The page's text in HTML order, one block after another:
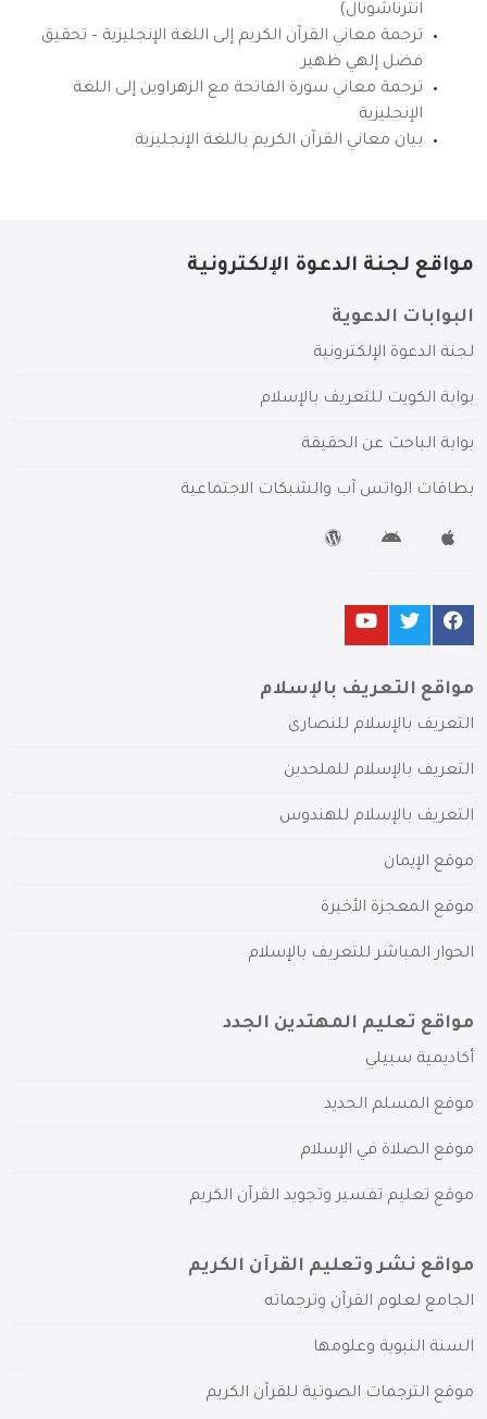
انترناشونال)
ترجمة معاني القرآن الكريم إلى اللغة الإنجليزية – تحقيق
فضل إلهي ظهير
ترجمة معاني سورة الفاتحة مع الزهراوين إلى اللغة
الإنجليزية
بيان معاني القرآن الكريم باللغة الإنجليزية
مواقع لجنة الدعوة الإلكترونية
البوابات الدعوية
لجنة الدعوة الإلكترونية
بوابة الكويت للتعريف بالإسلام
بوابة الباحث عن الحقيقة
بطاقات الواتس آب والشبكات الاجتماعية
مواقع التعريف بالإسلام
التعريف بالإسلام للنصارى
التعريف بالإسلام للملحدين
التعريف بالإسلام للهندوس
موقع الإيمان
موقع المعجزة الأخيرة
الحوار المباشر للتعريف بالإسلام
مواقع تعليم المهتدين الجدد
أكاديمية سبيلي
موقع المسلم الجديد
موقع الصلاة في الإسلام
موقع تعليم تفسير وتجويد القرآن الكريم
مواقع نشر وتعليم القرآن الكريم
الجامع لعلوم القرآن وترجماته
السنة النبوية وعلومها
موقع الترجمات الصوتية للقرآن الكريم